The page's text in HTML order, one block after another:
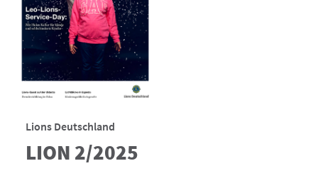
Lions Deutschland
LION 2/2025